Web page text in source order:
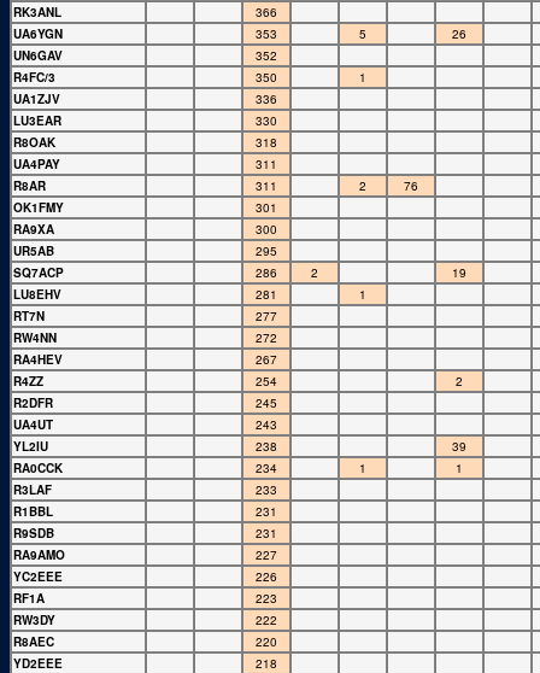
RK3ANL
366
UA6YGN
353 5
26
UN6GAV
352
R4FC/3
350
1
UA1ZJV
336
LU3EAR
330
R8OAK
318
UA4PAY
311
R8AR
311 2
76
OK1FMY
301
RA9XA
300
UR5AB
295
SQ7ACP
286 2
19
LU8EHV
281
1
RT7N
277
RW4NN
272
RA4HEV
267
R4ZZ
254
2
R2DFR
245
UA4UT
243
YL2IU
238
39
RA0CCK
234 1
1
R3LAF
233
R1BBL
231
R9SDB
231
RA9AMO
227
YC2EEE
226
RF1A
223
RW3DY
222
R8AEC
220
YD2EEE
218